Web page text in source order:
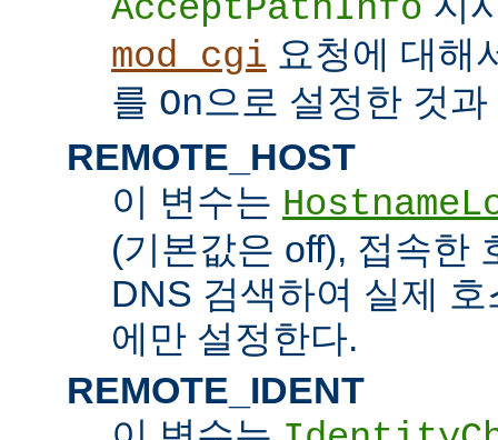
AcceptPathInfo
mod_cgi 요청에 대해
를 On으로 설정한 것과
REMOTE_HOST
이 변수는
(기본값은 off), 접속한
DNS 검색하여 실제
에만 설정한다.
REMOTE_IDENT